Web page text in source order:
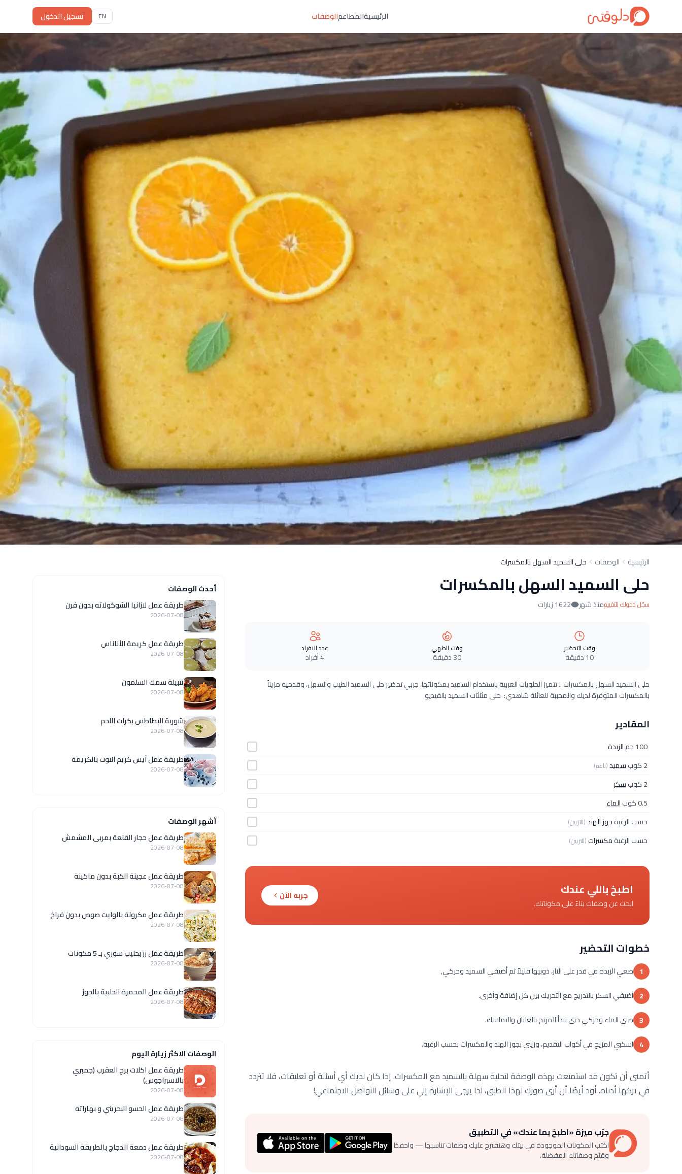
الرئيسيةالمطاعمالوصفات EN تسجيل الدخول
الرئيسية الوصفات حلى السميد السهل بالمكسرات
حلى السميد السهل بالمكسرات
سجّل دخولك للتقييممنذ شهر 1622 زيارات
وقت التحضير
10 دقيقة
وقت الطهي
30 دقيقة
عدد الافراد
4 أفراد
حلى السميد السهل بالمكسرات .. تتميز الحلويات العربية باستخدام السميد بمكوناتها، جربي تحضير حلى السميد الطيب والسهل، وقدميه مزيناً
بالمكسرات المتوفرة لديك والمحببة للعائلة شاهدي: حلى مثلثات السميد بالفيديو
المقادير
100 جم
الزبدة
2 كوب
سميد(ناعم)
2 كوب
سكر
0.5 كوب
الماء
حسب الرغبةجوز الهند(للتزيين)
حسب الرغبةمكسرات(للتزيين)
اطبخ باللي عندك
ابحث عن وصفات بناءً على مكوناتك.
جربه الآن
خطوات التحضير
1 ضعي الزبدة في قدر على النار، ذوبيها قليلاً ثم أضيفي السميد وحركي,
2 أضيفي السكر بالتدريج مع التحريك بين كل إضافة وأخرى.
3 صبي الماء وحركي حتى يبدأ المزيج بالغليان والتماسك.
4 اسكبي المزيج في أكواب التقديم، وزيني بجوز الهند والمكسرات بحسب الرغبة.
أتمنى أن تكون قد استمتعت بهذه الوصفة لتحلية سهلة بالسميد مع المكسرات. إذا كان لديك أي أسئلة أو تعليقات، فلا تتردد
في تركها أدناه. أود أيضًا أن أرى صورك لهذا الطبق، لذا يرجى الإشارة إلي على وسائل التواصل الاجتماعي!
جرّب ميزة «اطبخ بما عندك» في التطبيق
اكتب المكونات الموجودة في بيتك وهنقترح عليك وصفات تناسبها — واحفظ
وقيّم وصفاتك المفضلة.
أحدث الوصفات
طريقة عمل لازانيا الشوكولاته بدون فرن
2026-07-08
طريقة عمل كريمة الأناناس
2026-07-08
تتبيلة سمك السلمون
2026-07-08
شوربة البطاطس بكرات اللحم
2026-07-08
طريقة عمل آيس كريم التوت بالكريمة
2026-07-08
أشهر الوصفات
طريقة عمل حجار القلعة بمربى المشمش
2026-07-08
طريقة عمل عجينة الكبة بدون ماكينة
2026-07-08
طريقة عمل مكرونة بالوايت صوص بدون فراخ
2026-07-08
طريقة عمل رز بحليب سوري بـ 5 مكونات
2026-07-08
طريقة عمل المحمرة الحلبية بالجوز
2026-07-08
الوصفات الاكثر زيارة اليوم
طريقة عمل اكلات برج العقرب (جمبري
بالاسبراجوس)
2026-07-08
طريقة عمل الحسو البحريني و بهاراته
2026-07-08
طريقة عمل دمعة الدجاج بالطريقة السودانية
2026-07-08